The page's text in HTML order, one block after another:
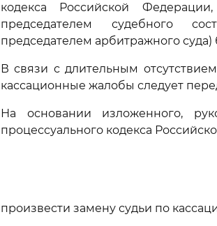
кодекса Российской
председателем судебного
председателем арбитражного
В связи с длительным
кассационные жалобы следует
На основании изложенного,
процессуального кодекса
произвести замену судьи по